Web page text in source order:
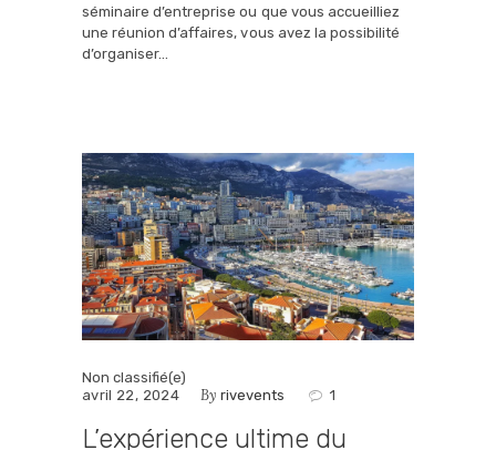
séminaire d’entreprise ou que vous accueilliez
une réunion d’affaires, vous avez la possibilité
d’organiser…
Non classifié(e)
avril 22, 2024
By rivevents 1
L’expérience ultime du